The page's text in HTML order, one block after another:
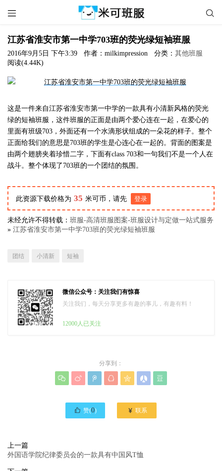
 
江苏省淮安市第一中学703班的荧光绿短袖班服
2016年9月5日 下午3:39 作者：milkimpression 分类： 其他班服
阅读(4.44K)
这是一件来自江苏省淮安市第一中学的一款具有小清新风格的荧光
绿的短袖班服，这件班服的正面是由两个爱心连在一起，在爱心的
里面有班级703，外面还有一个水滴形状组成的一朵花的样子。整个
正面给我们的意思是703班的学生是心连心在一起的。背面的图案是
由两个翅膀夹着珍惜二字，下面有class 703和一句我们不是一个人在
战斗。整个体现了703班的一个团结的氛围。
此资源下载价格为 35 米可币，请先 登录
未经允许不得转载： 班服-高清班服图案-班服设计与定做一站式服务
» 江苏省淮安市第一中学703班的荧光绿短袖班服
团结 小清新 短袖
微信公众号：关注我们有惊喜
关注我们，每天分享更多有趣的事儿，有趣有料！
12000人已关注
分享到：
      
 赞(0)  联系
上一篇
外国语学院纪律委员会的一款具有中国风T恤